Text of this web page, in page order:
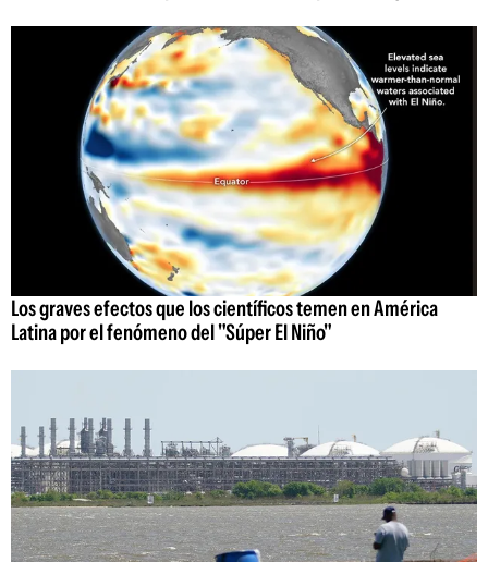
Los graves efectos que los científicos temen en América
Latina por el fenómeno del "Súper El Niño"